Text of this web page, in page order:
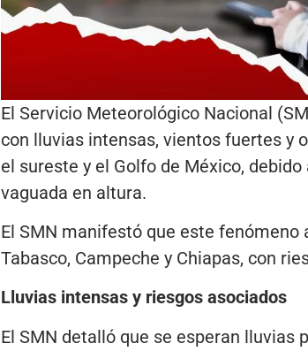
El Servicio Meteorológico Nacional
con lluvias intensas, vientos fuertes y
el sureste y el Golfo de México,
vaguada en altura.
El SMN manifestó que este
Tabasco, Campeche y Chiapas, con
Lluvias intensas y riesgos asociados
El SMN detalló que se esperan lluvias